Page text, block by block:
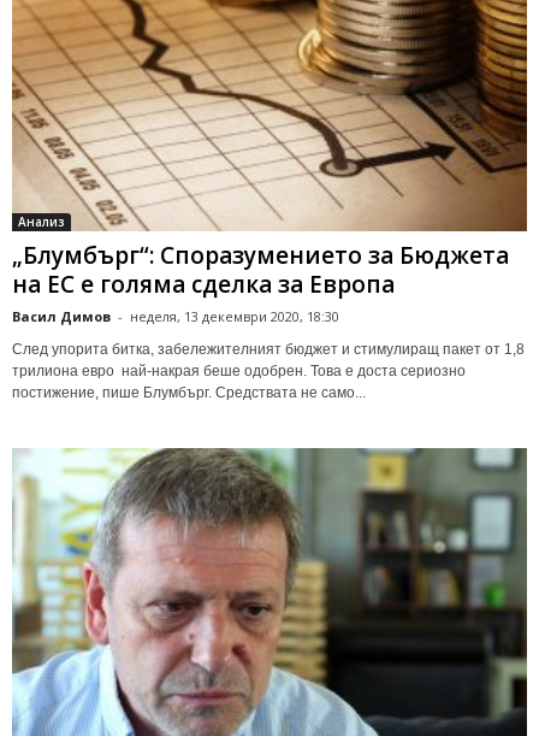
Анализ
„Блумбърг“: Споразумението за Бюджета
на ЕС е голяма сделка за Европа
Васил Димов - неделя, 13 декември 2020, 18:30
След упорита битка, забележителният бюджет и стимулиращ пакет от 1,8
трилиона евро най-накрая беше одобрен. Това е доста сериозно
постижение, пише Блумбърг. Средствата не само...